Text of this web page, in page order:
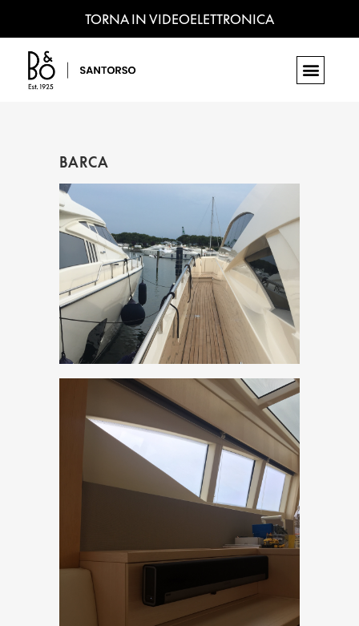
TORNA IN VIDEOELETTRONICA
BARCA